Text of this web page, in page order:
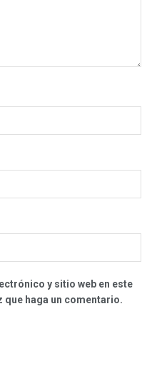
y sitio web en este
que haga un comentario.